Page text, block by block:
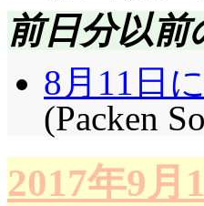
前日分以前
8月11日
(Packen
2017年9月